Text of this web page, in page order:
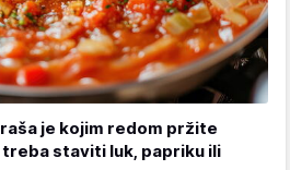
je kojim redom pržite
staviti luk, papriku ili